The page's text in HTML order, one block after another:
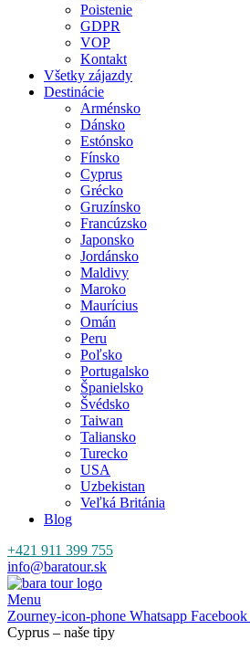
Poistenie
GDPR
VOP
Kontakt
Všetky zájazdy
Destinácie
Arménsko
Dánsko
Estónsko
Fínsko
Cyprus
Grécko
Gruzínsko
Francúzsko
Japonsko
Jordánsko
Maldivy
Maroko
Maurícius
Omán
Peru
Poľsko
Portugalsko
Španielsko
Švédsko
Taiwan
Taliansko
Turecko
USA
Uzbekistan
Veľká Británia
Blog
+421 911 399 755
info@baratour.sk
Menu
Zourney-icon-phone Whatsapp Facebook
Cyprus – naše tipy